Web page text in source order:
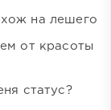
на лешего
от красоты
статус?